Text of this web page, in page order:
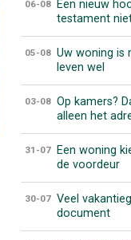
06-08
Een nieuw
testament
05-08 Uw woning is
leven wel
03-08 Op kamers?
alleen het
31-07
Een woning
de voordeur
30-07 Veel
document